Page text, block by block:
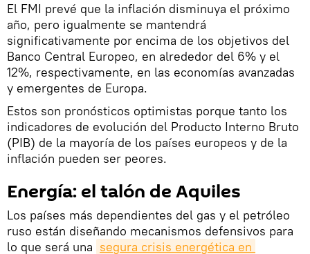
El FMI prevé que la inflación disminuya el próximo
año, pero igualmente se mantendrá
significativamente por encima de los objetivos del
Banco Central Europeo, en alrededor del 6% y el
12%, respectivamente, en las economías avanzadas
y emergentes de Europa.
Estos son pronósticos optimistas porque tanto los
indicadores de evolución del Producto Interno Bruto
(PIB) de la mayoría de los países europeos y de la
inflación pueden ser peores.
Energía: el talón de Aquiles
Los países más dependientes del gas y el petróleo
ruso están diseñando mecanismos defensivos para
lo que será una segura crisis energética en